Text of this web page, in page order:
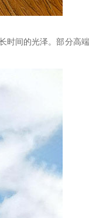
间的光泽。部分高